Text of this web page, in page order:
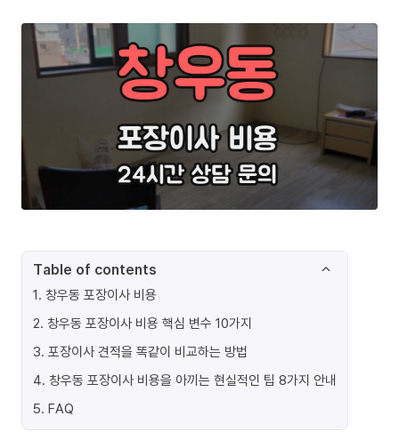
Table of contents
1. 창우동 포장이사 비용
2. 창우동 포장이사 비용 핵심 변수 10가지
3. 포장이사 견적을 똑같이 비교하는 방법
4. 창우동 포장이사 비용을 아끼는 현실적인 팁 8가지 안내
5. FAQ